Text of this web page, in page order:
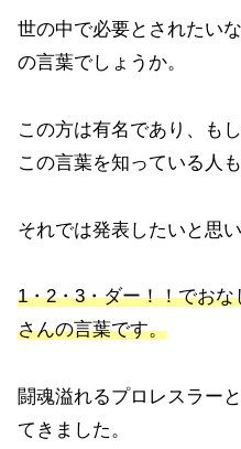
世の中で必要とされたい
の言葉でしょうか。
この方は有名であり、も
この言葉を知っている人
それでは発表したいと思い
1・2・3・ダー！！でお
さんの言葉です。
闘魂溢れるプロレスラー
てきました。